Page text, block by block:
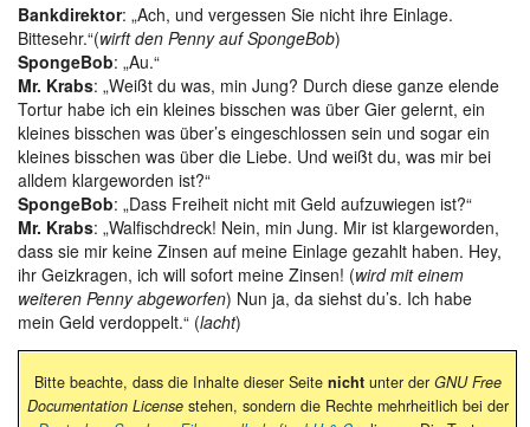
Bankdirektor: „Ach, und vergessen Sie nicht ihre Einlage.
Bittesehr.“(wirft den Penny auf SpongeBob)
SpongeBob: „Au.“
Mr. Krabs: „Weißt du was, min Jung? Durch diese ganze elende
Tortur habe ich ein kleines bisschen was über Gier gelernt, ein
kleines bisschen was über’s eingeschlossen sein und sogar ein
kleines bisschen was über die Liebe. Und weißt du, was mir bei
alldem klargeworden ist?“
SpongeBob: „Dass Freiheit nicht mit Geld aufzuwiegen ist?“
Mr. Krabs: „Walfischdreck! Nein, min Jung. Mir ist klargeworden,
dass sie mir keine Zinsen auf meine Einlage gezahlt haben. Hey,
ihr Geizkragen, ich will sofort meine Zinsen! (wird mit einem
weiteren Penny abgeworfen) Nun ja, da siehst du’s. Ich habe
mein Geld verdoppelt.“ (lacht)
Bitte beachte, dass die Inhalte dieser Seite nichtunter der GNU Free
Documentation Licensestehen, sondern die Rechte mehrheitlich bei der